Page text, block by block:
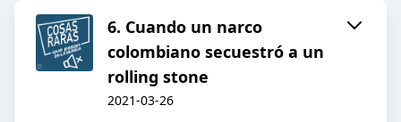
6. Cuando un narco
colombiano secuestró a un
rolling stone
2021-03-26